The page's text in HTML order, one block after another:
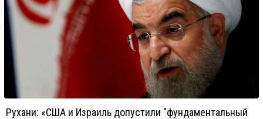
Рухани: «США и Израиль допустили "фундаментальный